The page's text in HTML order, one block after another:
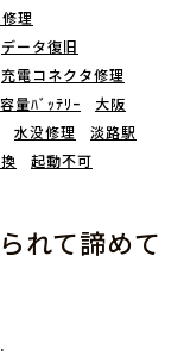
理
データ復旧
充電コネクタ修理
量ﾊﾞｯﾃﾘｰ
大阪
水没修理
淡路駅
起動不可
れて諦めて